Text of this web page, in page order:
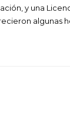
y una
algunas